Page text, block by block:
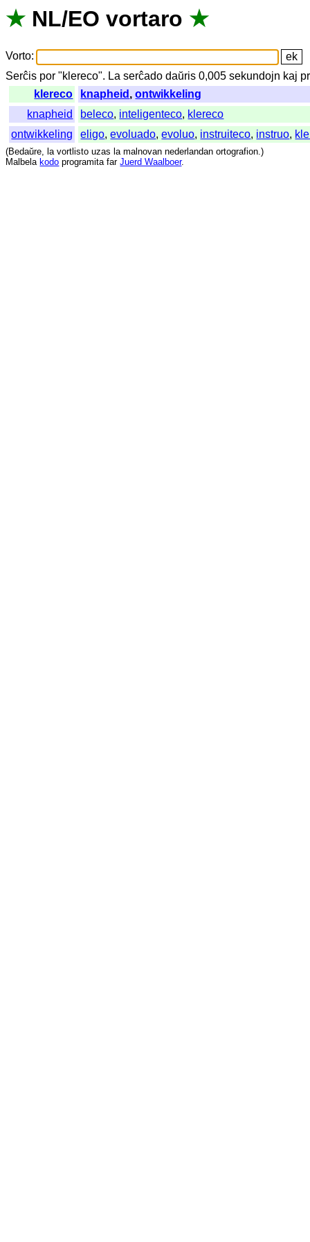
★ NL/EO vortaro ★
Vorto:
Serĉis por "klereco". La serĉado daŭris 0,005sekundojn kaj
klereco
knapheid ,ontwikkeling
knapheid
beleco, inteligenteco, klereco
ontwikkeling
eligo,evoluado,evoluo, instruiteco, instruo,
(Bedaŭre, la vortlisto uzas la malnovan nederlandan ortografion.)
Malbela kodo programita far Juerd Waalboer.